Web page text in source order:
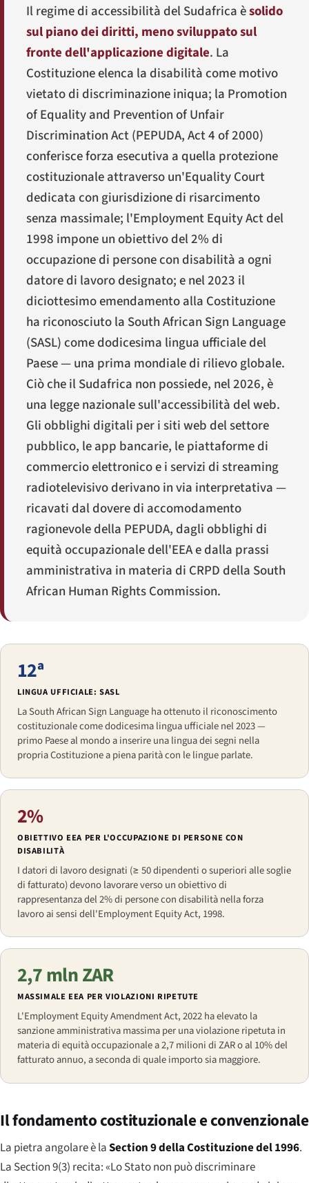
Il regime di accessibilità del Sudafrica èsolido
sul piano dei diritti, meno sviluppato sul
fronte dell'applicazione digitale. La
Costituzione elenca la disabilità come motivo
vietato di discriminazione iniqua; la Promotion
of Equality and Prevention of Unfair
Discrimination Act(PEPUDA, Act 4 of 2000)
conferisce forza esecutiva a quella protezione
costituzionale attraverso un'Equality Court
dedicata con giurisdizione di risarcimento
senza massimale; l'Employment Equity Actdel
1998 impone un obiettivo del 2% di
occupazione di persone con disabilità a ogni
datore di lavoro designato; e nel 2023 il
diciottesimo emendamento alla Costituzione
ha riconosciuto la South African Sign Language
(SASL) come dodicesima lingua ufficiale del
Paese — una prima mondiale di rilievo globale.
Ciò che il Sudafrica non possiede, nel 2026, è
una legge nazionale sull'accessibilità del web.
Gli obblighi digitali per i siti web del settore
pubblico, le app bancarie, le piattaforme di
commercio elettronico e i servizi di streaming
radiotelevisivo derivano in via interpretativa —
ricavati dal dovere di accomodamento
ragionevole della PEPUDA, dagli obblighi di
equità occupazionale dell'EEA e dalla prassi
amministrativa in materia di CRPD della South
African Human Rights Commission.
12ª
LINGUA UFFICIALE: SASL
LaSouth African Sign Languageha ottenuto il riconoscimento
costituzionale come dodicesima lingua ufficiale nel 2023 —
primo Paese al mondo a inserire una lingua dei segni nella
propria Costituzione a piena parità con le lingue parlate.
2%
OBIETTIVO EEA PER L'OCCUPAZIONE DI PERSONE CON
DISABILITÀ
I datori di lavoro designati (≥ 50 dipendenti o superiori alle soglie
di fatturato) devono lavorare verso un obiettivo di
rappresentanza del 2% di persone con disabilità nella forza
lavoro ai sensi dell'Employment Equity Act, 1998.
2,7 mln ZAR
MASSIMALE EEA PER VIOLAZIONI RIPETUTE
L'Employment Equity Amendment Act, 2022 ha elevato la
sanzione amministrativa massima per una violazione ripetuta in
materia di equità occupazionale a 2,7 milioni di ZAR o al 10% del
fatturato annuo, a seconda di quale importo sia maggiore.
Il fondamento costituzionale e convenzionale
La pietra angolare è laSection 9 della Costituzione del 1996.
La Section 9(3) recita: «Lo Stato non può discriminare